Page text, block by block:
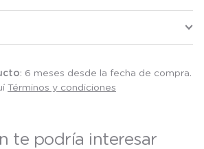
: 6 meses desde la fecha de compra.
Términos y condiciones
te podría interesar